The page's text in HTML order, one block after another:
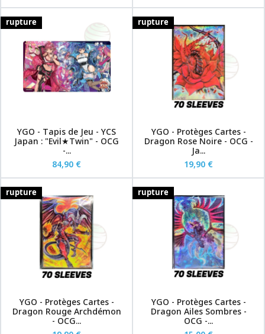
rupture
YGO - Tapis de Jeu - YCS
Japan : "Evil★Twin" - OCG
-...
84,90 €
rupture
YGO - Protèges Cartes -
Dragon Rose Noire - OCG -
Ja...
19,90 €
rupture
YGO - Protèges Cartes -
Dragon Rouge Archdémon
- OCG...
rupture
YGO - Protèges Cartes -
Dragon Ailes Sombres -
OCG -...